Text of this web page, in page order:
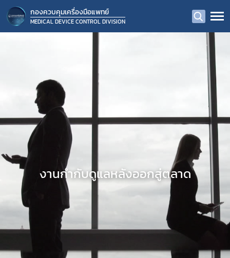
กองควบคุมเครื่องมือแพทย์
MEDICAL DEVICE CONTROL DIVISION
งานกำกับดูแลหลังออกสู่ตลาด